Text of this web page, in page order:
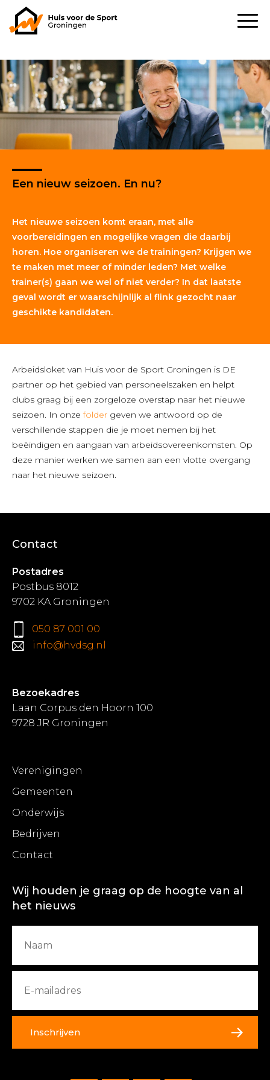
Een nieuw seizoen. En nu?
Het nieuwe seizoen komt eraan, met alle
voorbereidingen en mogelijke vragen die daarbij
horen. Hoe organiseren we de trainingen? Krijgen we
te maken met meer of minder leden? Met welke
trainer(s) gaan we wel of niet verder? In dat laatste
geval wordt er waarschijnlijk al flink gezocht naar
geschikte kandidaten.
Arbeidsloket van Huis voor de Sport Groningen is DE
partner op het gebied van personeelszaken en helpt
clubs graag bij een zorgeloze overstap naar het nieuwe
seizoen. In onzefolder geven we antwoord op de
verschillende stappen die je moet nemen bij het
beëindigen en aangaan van arbeidsovereenkomsten. Op
deze manier werken we samen aan een vlotte overgang
naar het nieuwe seizoen.
Contact
Postadres
Postbus 8012
9702 KA Groningen
050 87 001 00
info@hvdsg.nl
Bezoekadres
Laan Corpus den Hoorn 100
9728 JR Groningen
Verenigingen
Gemeenten
Onderwijs
Bedrijven
Contact
Wij houden je graag op de hoogte van al
het nieuws
Inschrijven